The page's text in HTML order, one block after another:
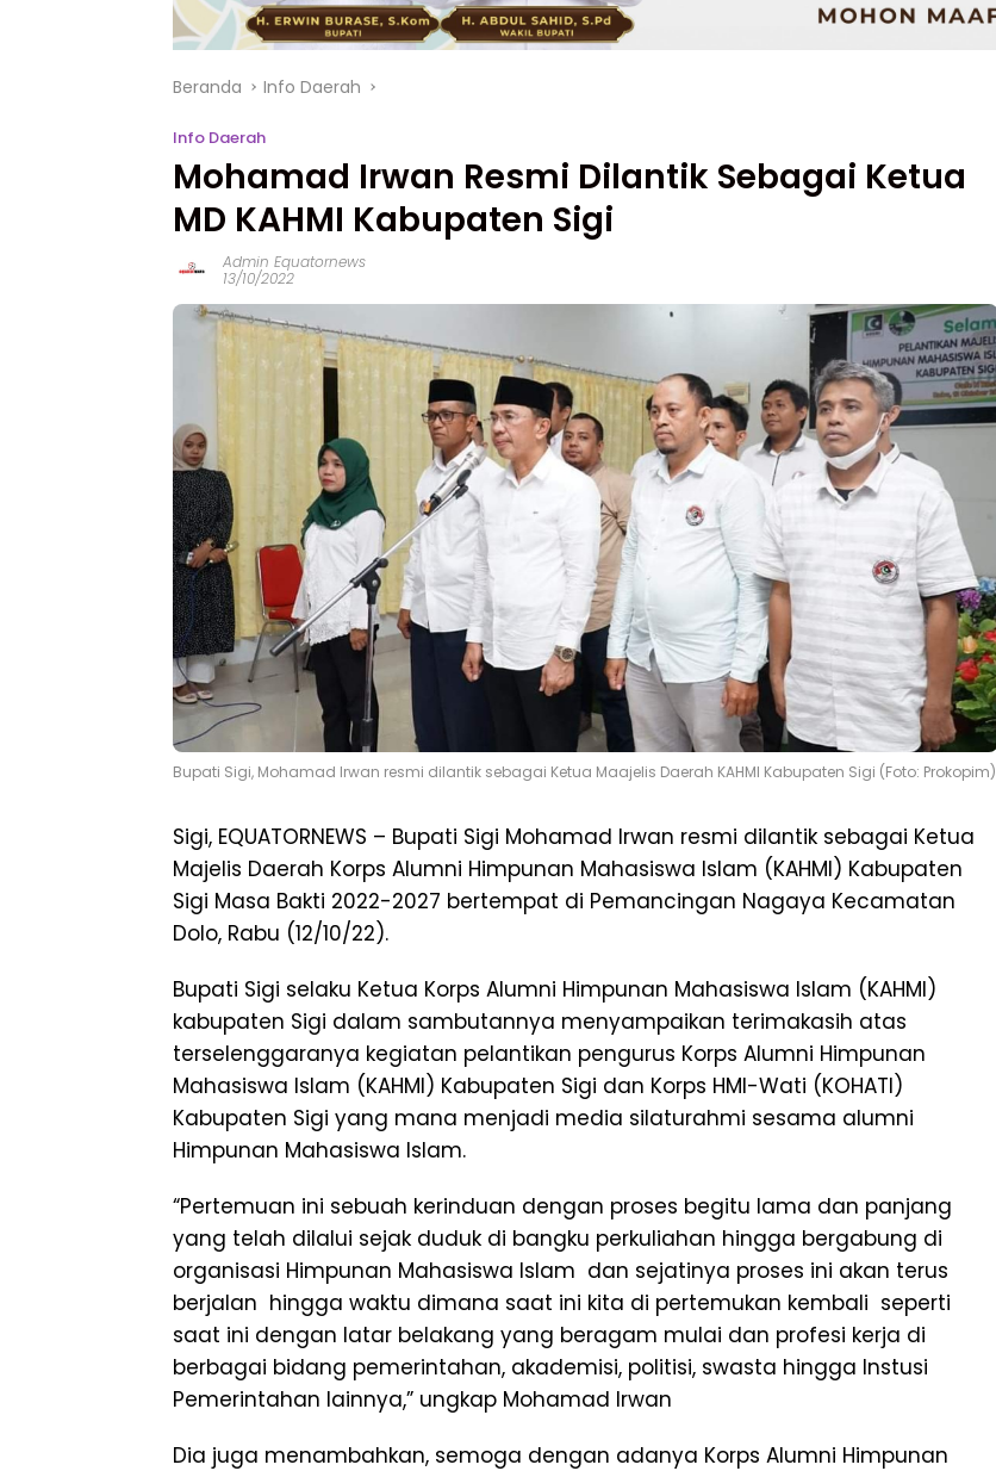
Beranda Info Daerah
Info Daerah
Mohamad Irwan Resmi Dilantik Sebagai Ketua
MD KAHMI Kabupaten Sigi
Admin Equatornews
13/10/2022
Bupati Sigi, Mohamad Irwan resmi dilantik sebagai Ketua Maajelis Daerah KAHMI Kabupaten Sigi (Foto: Prokopim)
Sigi, EQUATORNEWS – Bupati Sigi Mohamad Irwan resmi dilantik sebagai Ketua
Majelis Daerah Korps Alumni Himpunan Mahasiswa Islam (KAHMI) Kabupaten
Sigi Masa Bakti 2022-2027 bertempat di Pemancingan Nagaya Kecamatan
Dolo, Rabu (12/10/22).
Bupati Sigi selaku Ketua Korps Alumni Himpunan Mahasiswa Islam (KAHMI)
kabupaten Sigi dalam sambutannya menyampaikan terimakasih atas
terselenggaranya kegiatan pelantikan pengurus Korps Alumni Himpunan
Mahasiswa Islam (KAHMI) Kabupaten Sigi dan Korps HMI-Wati (KOHATI)
Kabupaten Sigi yang mana menjadi media silaturahmi sesama alumni
Himpunan Mahasiswa Islam.
“Pertemuan ini sebuah kerinduan dengan proses begitu lama dan panjang
yang telah dilalui sejak duduk di bangku perkuliahan hingga bergabung di
organisasi Himpunan Mahasiswa Islam dan sejatinya proses ini akan terus
berjalan hingga waktu dimana saat ini kita di pertemukan kembali seperti
saat ini dengan latar belakang yang beragam mulai dan profesi kerja di
berbagai bidang pemerintahan, akademisi, politisi, swasta hingga Instusi
Pemerintahan lainnya,” ungkap Mohamad Irwan
Dia juga menambahkan, semoga dengan adanya Korps Alumni Himpunan